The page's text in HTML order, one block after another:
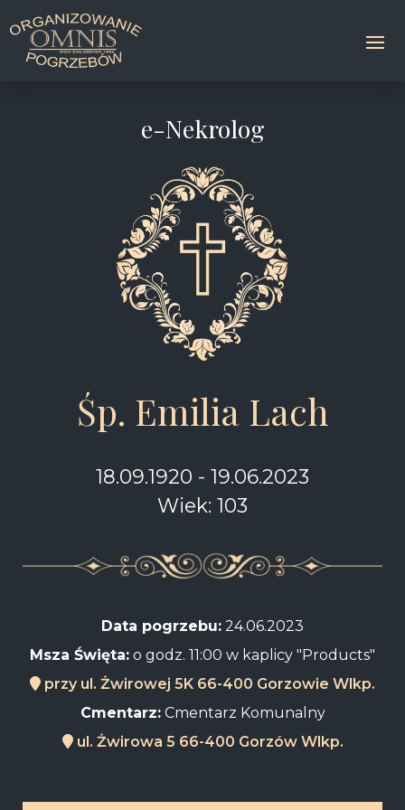
e-Nekrolog
Śp. Emilia Lach
18.09.1920 - 19.06.2023
Wiek: 103
Data pogrzebu: 24.06.2023
Msza Święta: o godz. 11:00 w kaplicy "Products"
przy ul. Żwirowej 5K 66-400 Gorzowie Wlkp.
Cmentarz:Cmentarz Komunalny
ul. Żwirowa 5 66-400 Gorzów Wlkp.